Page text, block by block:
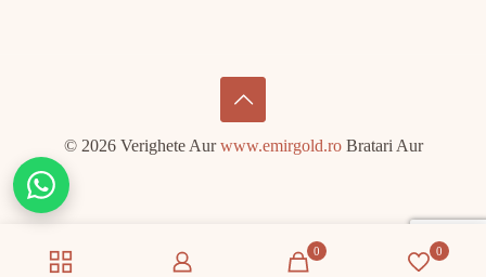
© 2026 Verighete Aurwww.emirgold.roBratari Aur
0 0
Chat
on
WhatsApp